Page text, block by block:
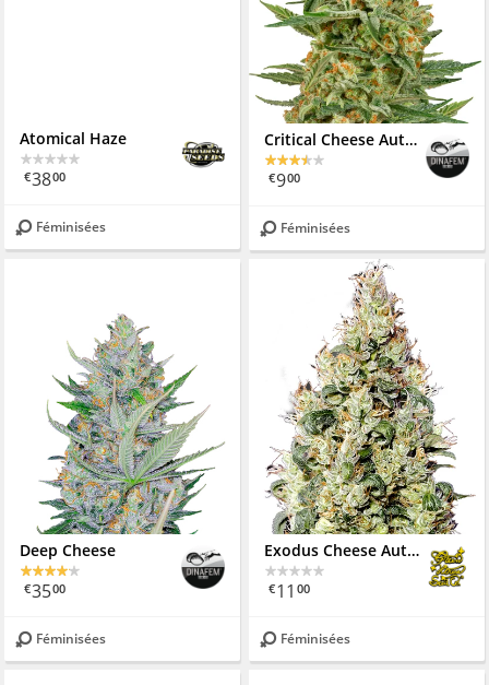
Atomical Haze
€3800
Féminisées
Critical Cheese Autoflowering
€900
Féminisées
Deep Cheese
€3500
Féminisées
Exodus Cheese Auto CBD
€11 00
Féminisées